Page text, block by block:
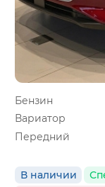
Бензин
Вариатор
Передний
В наличии